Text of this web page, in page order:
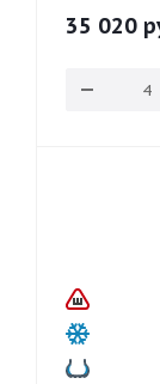
35 020